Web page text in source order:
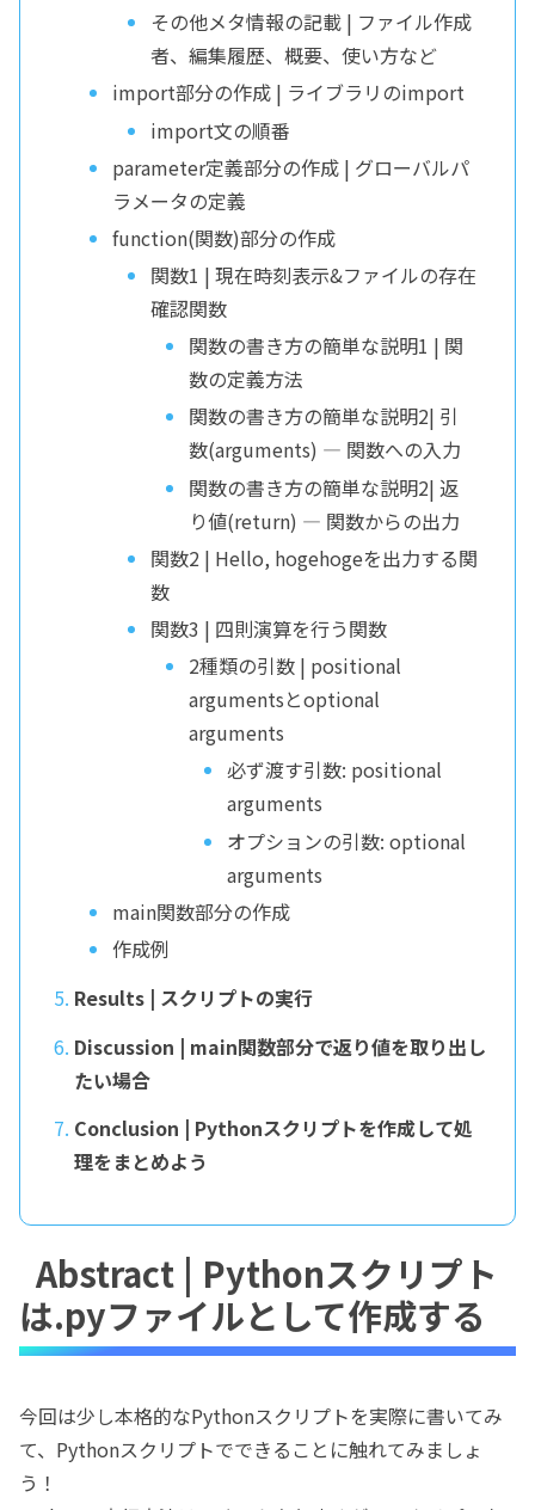
その他メタ情報の記載 | ファイル作成
者、編集履歴、概要、使い方など
import部分の作成 | ライブラリのimport
import文の順番
parameter定義部分の作成 | グローバルパ
ラメータの定義
function(関数)部分の作成
関数1 | 現在時刻表示&ファイルの存在
確認関数
関数の書き方の簡単な説明1 | 関
数の定義方法
関数の書き方の簡単な説明2| 引
数(arguments) — 関数への入力
関数の書き方の簡単な説明2| 返
り値(return) — 関数からの出力
関数2 | Hello, hogehogeを出力する関
数
関数3 | 四則演算を行う関数
2種類の引数 | positional
argumentsとoptional
arguments
必ず渡す引数: positional
arguments
オプションの引数: optional
arguments
main関数部分の作成
作成例
Results | スクリプトの実行
Discussion | main関数部分で返り値を取り出し
たい場合
Conclusion | Pythonスクリプトを作成して処
理をまとめよう
Abstract | Pythonスクリプト
は.pyファイルとして作成する
今回は少し本格的なPythonスクリプトを実際に書いてみ
て、Pythonスクリプトでできることに触れてみましょ
う！